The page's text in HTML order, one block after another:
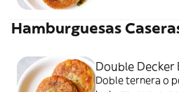
Hamburguesas
Double Decker
Doble ternera o